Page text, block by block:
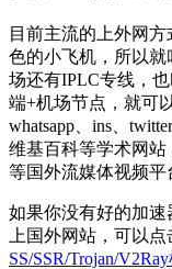
目前主流的上外网
色的小飞机，所以
场还有IPLC专线，
端+机场节点，就可
whatsapp、ins、
维基百科等学术网站
等国外流媒体视频平
如果你没有好的加
上国外网站，可以点
SS/SSR/Trojan/